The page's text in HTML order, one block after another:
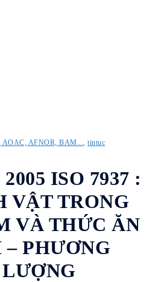
AOAC, AFNOR, BAM..., tintuc
ISO 7937 :
VẬT TRONG
VÀ THỨC ĂN
PHƯƠNG